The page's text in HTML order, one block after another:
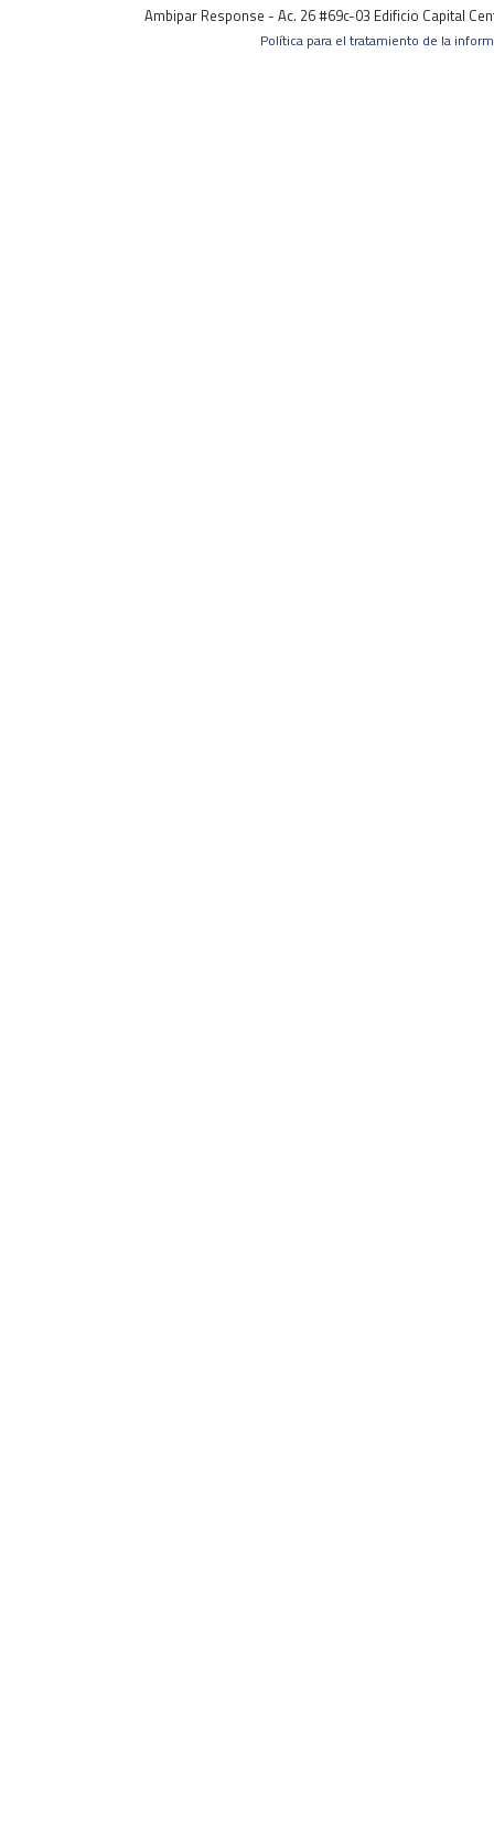
Ambipar Response - Ac. 26 #69c-03 Edificio Capital
Política para el tratamiento de la